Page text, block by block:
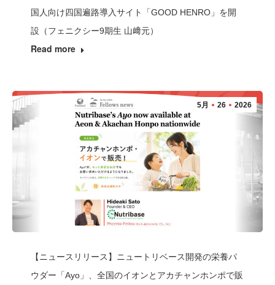
国人向け四国遍路導入サイト「GOOD HENRO」を開
設（フェニクシー9期生 山﨑元）
Read more
5月 26 2026
【ニュースリリース】ニュートリベース開発の栄養パ
ウダー「Ayo」、全国のイオンとアカチャンホンポで販